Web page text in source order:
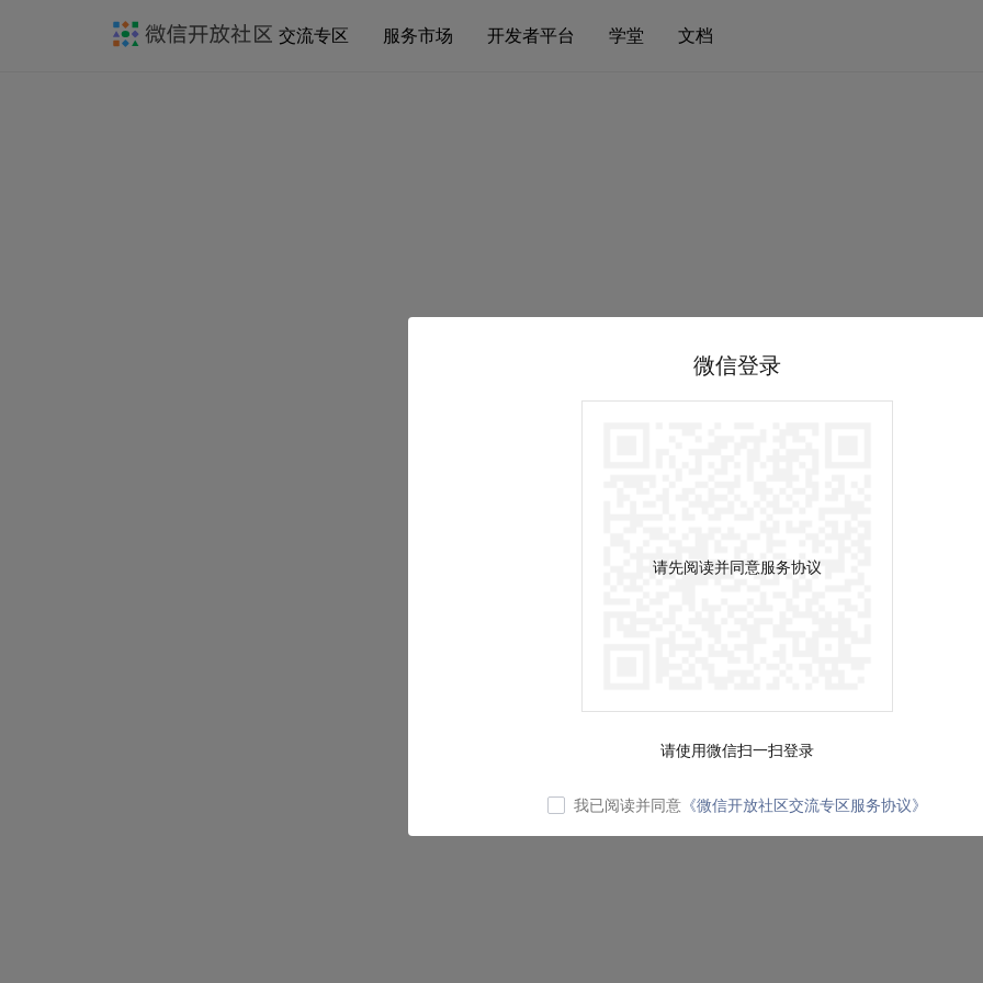
交流专区 服务市场 开发者平台 学堂 文档
微信登录
请先阅读并同意服务协议
请使用微信扫一扫登录
我已阅读并同意 《微信开放社区交流专区服务协议》